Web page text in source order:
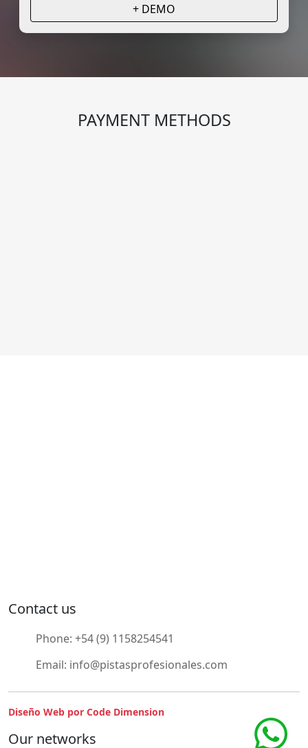
+ DEMO
PAYMENT METHODS
Contact us
Phone: +54 (9) 1158254541
Email: info@pistasprofesionales.com
Diseño Web por Code Dimension
Our networks